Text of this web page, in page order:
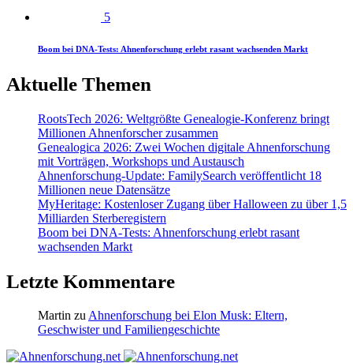
5
Boom bei DNA-Tests: Ahnenforschung erlebt rasant wachsenden Markt
Aktuelle Themen
RootsTech 2026: Weltgrößte Genealogie-Konferenz bringt
Millionen Ahnenforscher zusammen
Genealogica 2026: Zwei Wochen digitale Ahnenforschung
mit Vorträgen, Workshops und Austausch
Ahnenforschung-Update: FamilySearch veröffentlicht 18
Millionen neue Datensätze
MyHeritage: Kostenloser Zugang über Halloween zu über 1,5
Milliarden Sterberegistern
Boom bei DNA-Tests: Ahnenforschung erlebt rasant
wachsenden Markt
Letzte Kommentare
Martin zuAhnenforschung bei Elon Musk: Eltern,
Geschwister und Familiengeschichte